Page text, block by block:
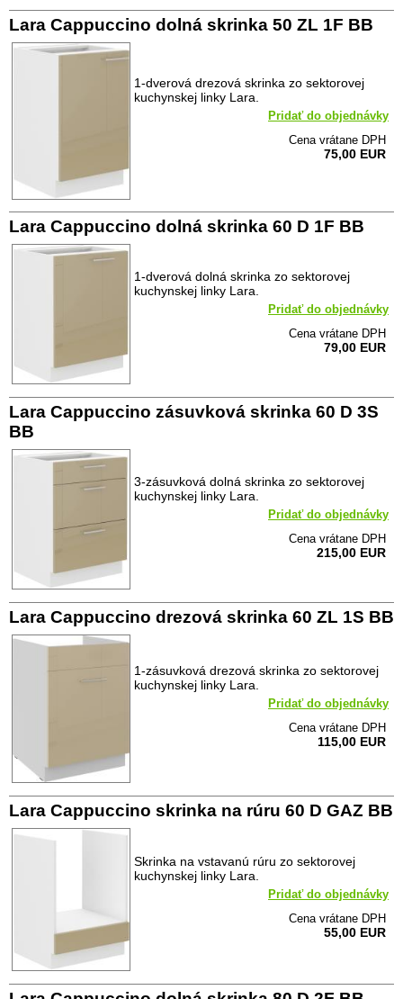
Lara Cappuccino dolná skrinka 50 ZL 1F BB
1-dverová drezová skrinka zo sektorovej
kuchynskej linky Lara.
Pridať do objednávky
Cena vrátane DPH
75,00 EUR
Lara Cappuccino dolná skrinka 60 D 1F BB
1-dverová dolná skrinka zo sektorovej
kuchynskej linky Lara.
Pridať do objednávky
Cena vrátane DPH
79,00 EUR
Lara Cappuccino zásuvková skrinka 60 D 3S
BB
3-zásuvková dolná skrinka zo sektorovej
kuchynskej linky Lara.
Pridať do objednávky
Cena vrátane DPH
215,00 EUR
Lara Cappuccino drezová skrinka 60 ZL 1S BB
1-zásuvková drezová skrinka zo sektorovej
kuchynskej linky Lara.
Pridať do objednávky
Cena vrátane DPH
115,00 EUR
Lara Cappuccino skrinka na rúru 60 D GAZ BB
Skrinka na vstavanú rúru zo sektorovej
kuchynskej linky Lara.
Pridať do objednávky
Cena vrátane DPH
55,00 EUR